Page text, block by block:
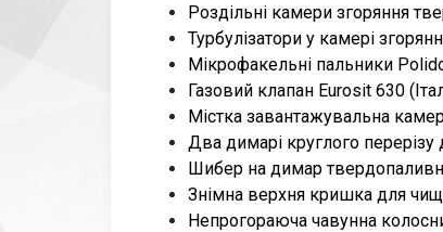
Роздільні камери згоряння
Турбулізатори у камері
Мікрофакельні пальники
Газовий клапан Eurosit 630
Містка завантажувальна
Два димарі круглого перерізу
Шибер на димар
Знімна верхня кришка для
Непрогораюча чавунна